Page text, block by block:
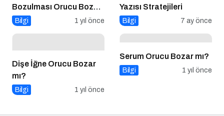
Bozulması Orucu Bozar
mı?
Bilgi 1 yıl önce
Yazısı Stratejileri
Bilgi 7 ay önce
Dişe İğne Orucu Bozar
mı?
Bilgi 1 yıl önce
Serum Orucu Bozar mı?
Bilgi 1 yıl önce